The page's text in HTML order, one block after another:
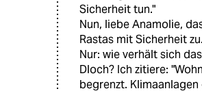
Sicherheit tun."
Nun, liebe Anamolie,
Rastas mit Sicherheit zu.
Nur: wie verhält sich
Dloch? Ich zitiere:
begrenzt. Klimaanlagen